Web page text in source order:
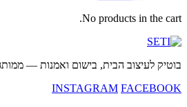
No products in the cart.
בוטיק לעיצוב הבית, בישום ואמנות —
INSTAGRAM FACEBOOK